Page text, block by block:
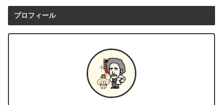
プロフィール